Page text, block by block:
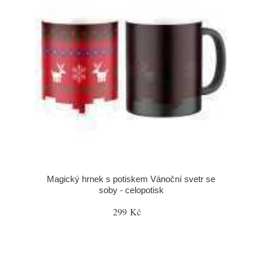
Magický hrnek s potiskem Vánoční svetr se
soby - celopotisk
299 Kč